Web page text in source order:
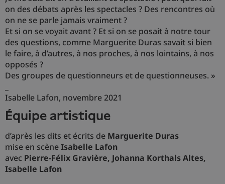
on des débats après les spectacles ? Des rencontres où
on ne se parle jamais vraiment ?
Et si on se voyait avant ? Et si on se posait à notre tour
des questions, comme Marguerite Duras savait si bien
le faire, à d’autres, à nos proches, à nos lointains, à nos
opposés ?
Des groupes de questionneurs et de questionneuses. »
Isabelle Lafon, novembre 2021
équipe artistique
d’après les dits et écrits de Marguerite Duras
mise en scèneIsabelle Lafon
avec Pierre-Félix Gravière, Johanna Korthals Altes,
Isabelle Lafon